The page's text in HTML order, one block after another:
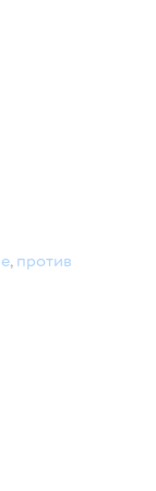
, против